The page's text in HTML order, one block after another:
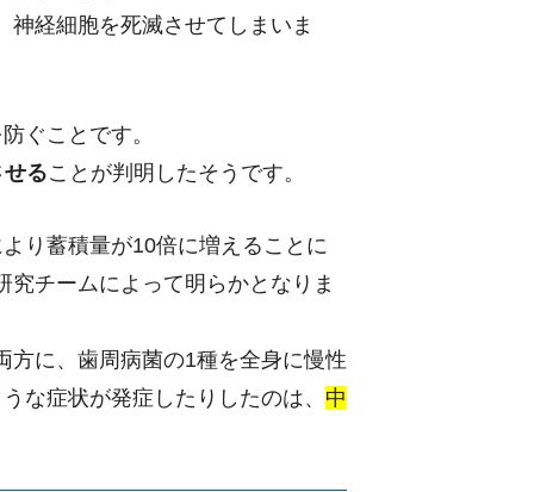
経細胞を死滅させてしまいま
ぐことです。
ることが判明したそうです。
り蓄積量が10倍に増えることに
チームによって明らかとなりま
方に、歯周病菌の1種を全身に慢性
な症状が発症したりしたのは、 中